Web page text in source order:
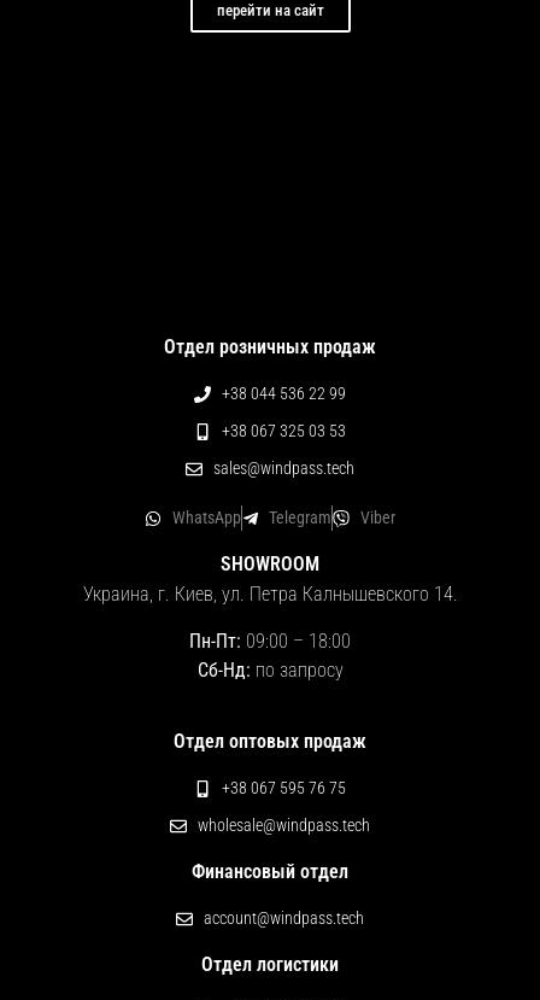
перейти на сайт
Отдел розничных продаж
+38 044 536 22 99
+38 067 325 03 53
sales@windpass.tech
WhatsApp Telegram Viber
SHOWROOM
Украина, г. Киев, ул. Петра Калнышевского 14.
Пн-Пт: 09:00 – 18:00
Сб-Нд: по запросу
Отдел оптовых продаж
+38 067 595 76 75
wholesale@windpass.tech
Финансовый отдел
account@windpass.tech
Отдел логистики